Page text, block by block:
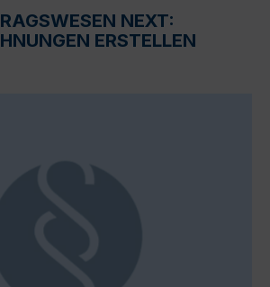
NEXT:
ERSTELLEN